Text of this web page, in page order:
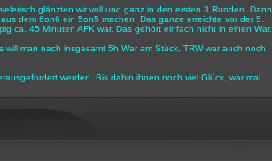
glänzten wir voll und ganz in den ersten 3 Runden. Dann
dem 6on6 ein 5on5 machen. Das ganze erreichte vor der 5.
ca. 45 Minuten AFK war. Das gehört einfach nicht in einen War.
man nach insgesamt 5h War am Stück, TRW war auch noch
werden. Bis dahin ihnen noch viel Glück, war mal